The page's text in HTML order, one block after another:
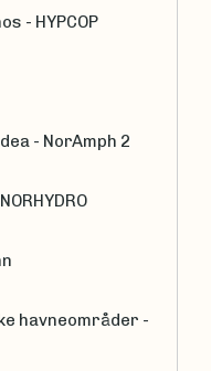
- HYPCOP
- NorAmph 2
havneområder -